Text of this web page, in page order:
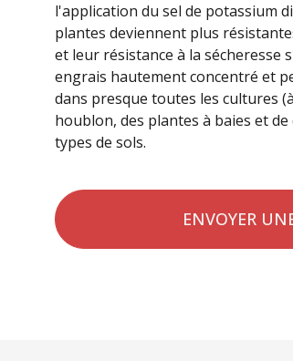
l'application du sel de potassium
plantes deviennent plus
et leur résistance à la sécheresse
engrais hautement concentré et
dans presque toutes les cultures
houblon, des plantes à baies et
types de sols.
ENVOYER